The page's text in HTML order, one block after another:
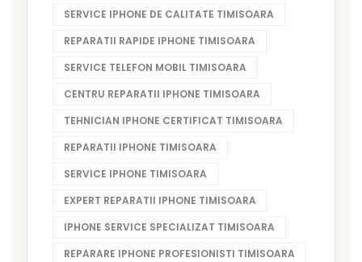
SERVICE IPHONE DE CALITATE TIMISOARA
REPARATII RAPIDE IPHONE TIMISOARA
SERVICE TELEFON MOBIL TIMISOARA
CENTRU REPARATII IPHONE TIMISOARA
TEHNICIAN IPHONE CERTIFICAT TIMISOARA
REPARATII IPHONE TIMISOARA
SERVICE IPHONE TIMISOARA
EXPERT REPARATII IPHONE TIMISOARA
IPHONE SERVICE SPECIALIZAT TIMISOARA
REPARARE IPHONE PROFESIONISTI TIMISOARA